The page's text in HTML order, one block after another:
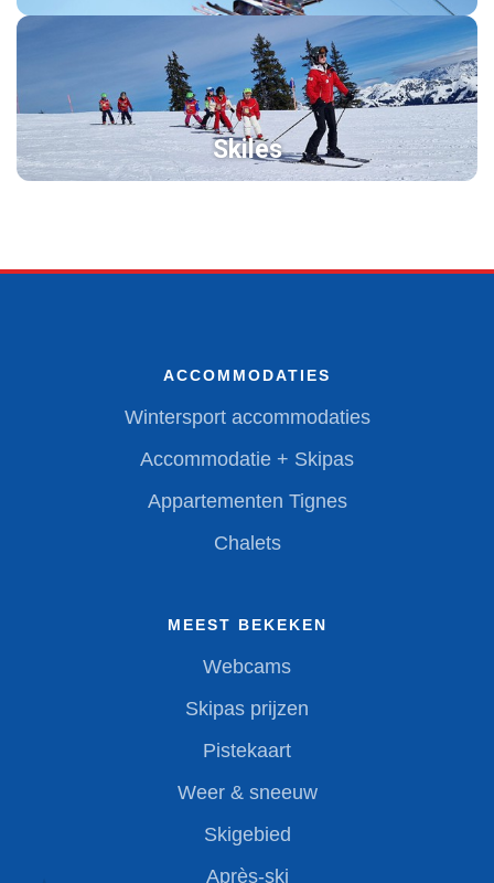
Skiles
ACCOMMODATIES
Wintersport accommodaties
Accommodatie + Skipas
Appartementen Tignes
Chalets
MEEST BEKEKEN
Webcams
Skipas prijzen
Pistekaart
Weer & sneeuw
Skigebied
Après-ski